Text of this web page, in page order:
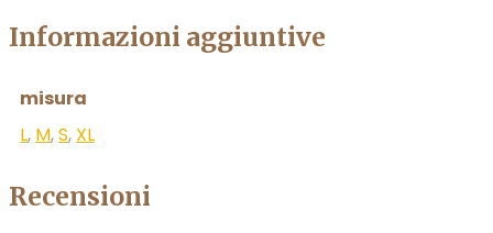
Informazioni aggiuntive
misura
L, M,S, XL
Recensioni